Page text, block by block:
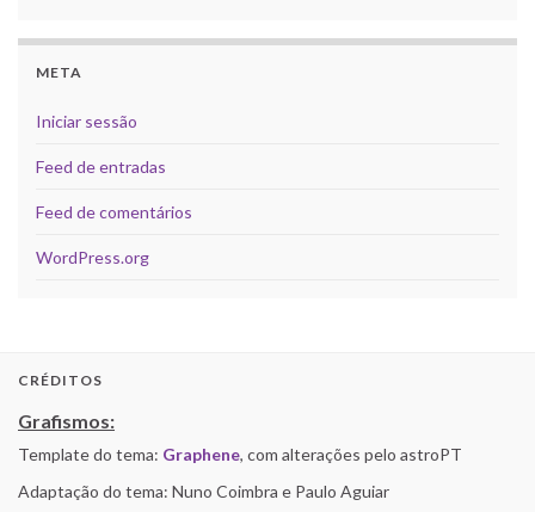
META
Iniciar sessão
Feed de entradas
Feed de comentários
WordPress.org
CRÉDITOS
Grafismos:
Template do tema: Graphene, com alterações pelo astroPT
Adaptação do tema: Nuno Coimbra e Paulo Aguiar